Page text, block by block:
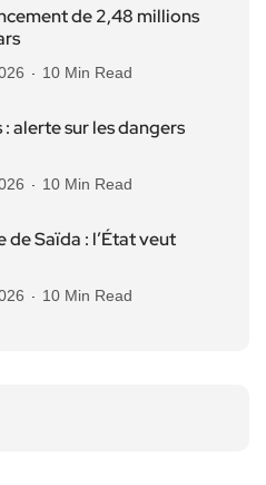
de 2,48 millions
10 Min Read
: alerte sur les dangers
10 Min Read
de Saïda : l’État veut
10 Min Read